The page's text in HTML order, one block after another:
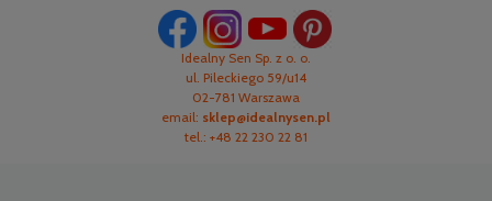
Idealny Sen Sp. z o. o.
ul. Pileckiego 59/u14
02-781 Warszawa
email: sklep@idealnysen.pl
tel.: +48 22 230 22 81